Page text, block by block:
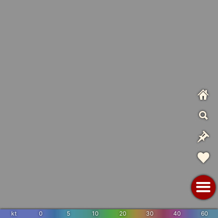
kt 0 5 10 20 30 40 60